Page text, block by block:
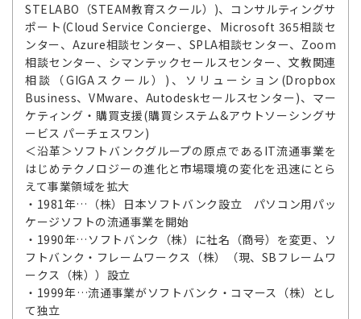
STELABO（STEAM教育スクール）)、コンサルティングサ
ポート(Cloud Service Concierge、Microsoft 365相談セ
ンター、Azure相談センター、SPLA相談センター、Zoom
相談センター、シマンテックセールスセンター、文教関連
相談（GIGAスクール）)、ソリューション(Dropbox
Business、VMware、Autodeskセールスセンター)、マー
ケティング・購買支援(購買システム&アウトソーシングサ
ービス パーチェスワン)
＜沿革＞ソフトバンクグループの原点であるIT流通事業を
はじめテクノロジーの進化と市場環境の変化を迅速にとら
えて事業領域を拡大
・1981年…（株）日本ソフトバンク設立 パソコン用パッ
ケージソフトの流通事業を開始
・1990年…ソフトバンク（株）に社名（商号）を変更、ソ
フトバンク・フレームワークス（株）（現、SBフレームワ
ークス（株））設立
・1999年…流通事業がソフトバンク・コマース（株）とし
て独立